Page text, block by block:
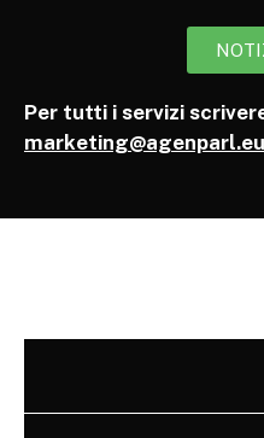
Per tutti i servizi
marketing@agenparl.eu